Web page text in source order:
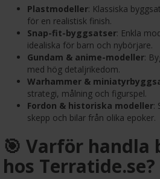
Plastmodeller: Klassiska
för en realistisk finish.
Snap-fit-byggsatser: Enkla
idealiska för barn och nybörjare.
Gundam & anime-modeller:
med hög detaljrikedom.
Warhammer &
strategi, målning och figurspel.
Fordon & historiska modeller:
skepp och bilar från olika epoker.
🎯 Varför handla
hos Terratide.se?